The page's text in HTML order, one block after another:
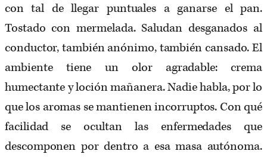
con tal de llegar puntuales a ganarse el pan.
Tostado con mermelada. Saludan desganados al
conductor, también anónimo, también cansado. El
ambiente tiene un olor agradable: crema
humectante y loción mañanera. Nadie habla, por lo
que los aromas se mantienen incorruptos. Con qué
facilidad se ocultan las enfermedades que
descomponen por dentro a esa masa autónoma.